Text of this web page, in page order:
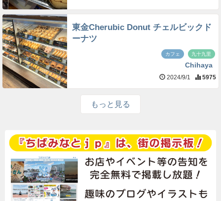
東金Cherubic Donut チェルビックド
ーナツ
カフェ 九十九里
Chihaya
2024/9/1 5975
もっと見る